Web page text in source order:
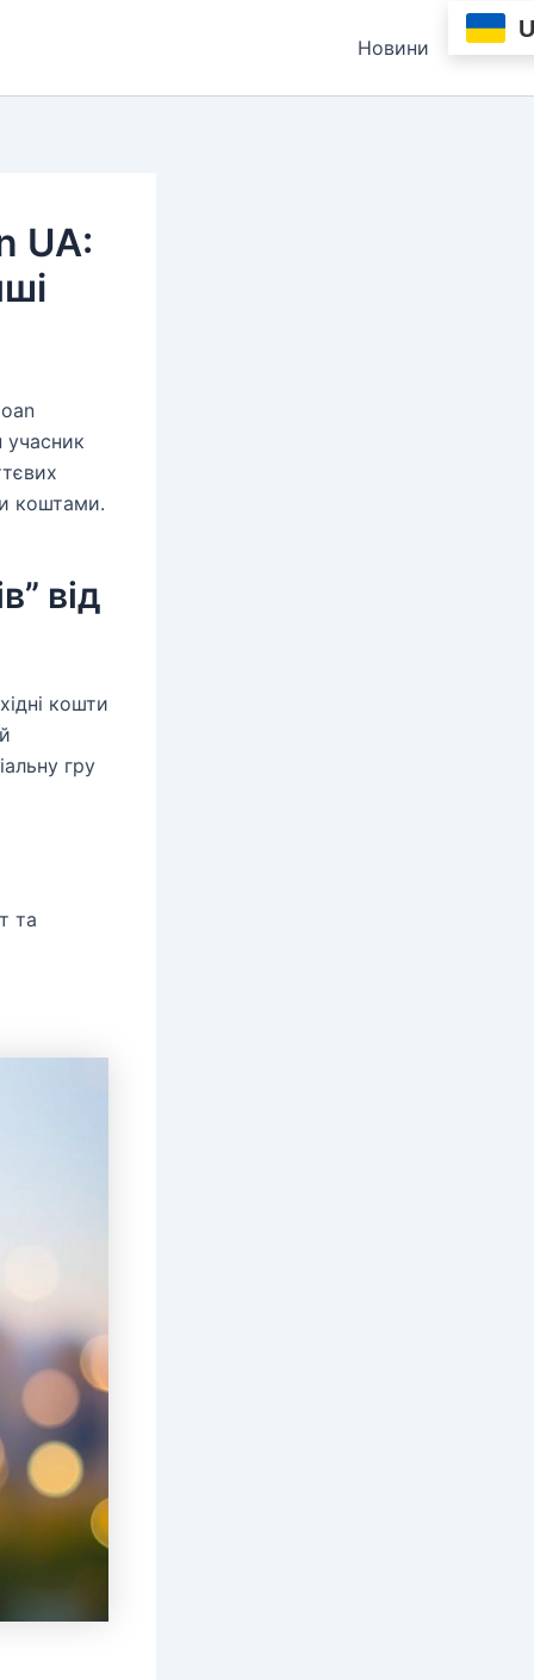
Новини
UA:
учасник
коштами.
від
кошти
гру
та